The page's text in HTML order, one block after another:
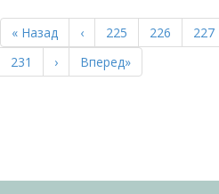
НА
СТОРІНКИ
Перша
сторінка
« Назад
Попередня
сторінка
‹ Page
225 Page
226 Page
227
Page
231
Наступна
сторінка
›
Остання
сторінка
Вперед»